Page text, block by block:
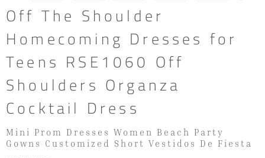
Off The Shoulder
Homecoming Dresses for
Teens RSE1060 Off
Shoulders Organza
Cocktail Dress
Mini Prom Dresses Women Beach Party
Gowns Customized Short Vestidos De Fiesta